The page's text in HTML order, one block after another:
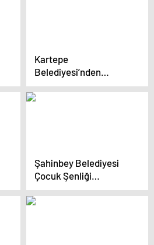
Kartepe
Belediyesi’nden
Kadınlara Hukuki
Destek Protokolü
Şahinbey Belediyesi
Çocuk Şenliği
Kapılarını Açtı